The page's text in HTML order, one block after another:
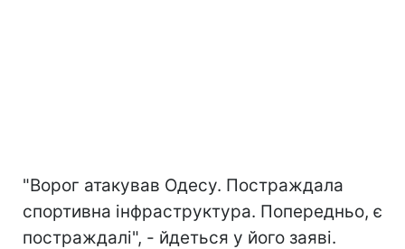
"Ворог атакував Одесу. Постраждала
спортивна інфраструктура. Попередньо, є
постраждалі", - йдеться у його заяві.